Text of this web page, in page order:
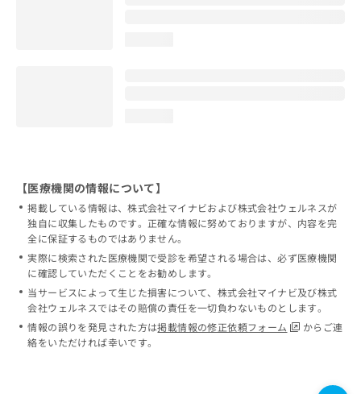
【医療機関の情報について】
掲載している情報は、株式会社マイナビおよび株式会社ウェルネスが
独自に収集したものです。正確な情報に努めておりますが、内容を完
全に保証するものではありません。
実際に検索された医療機関で受診を希望される場合は、必ず医療機関
に確認していただくことをお勧めします。
当サービスによって生じた損害について、株式会社マイナビ及び株式
会社ウェルネスではその賠償の責任を一切負わないものとします。
情報の誤りを発見された方は掲載情報の修正依頼フォーム
からご連
絡をいただければ幸いです。